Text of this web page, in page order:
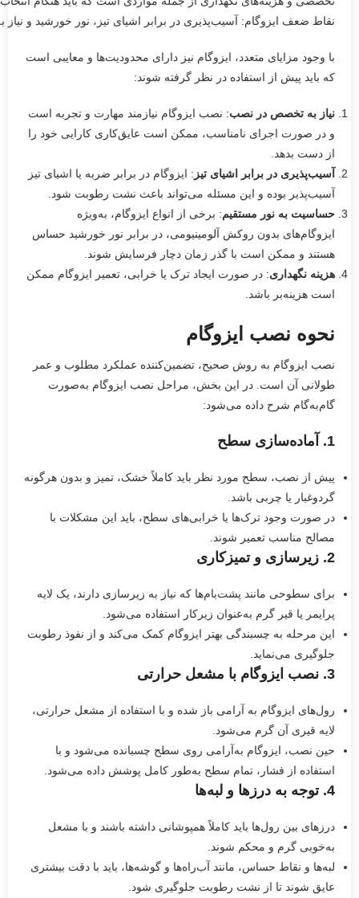
نقاط ضعف ایزوگام: آسیب‌پذیری در برابر اشیای تیز، نور خورشید و
با وجود مزایای متعدد، ایزوگام نیز دارای محدودیت‌ها و معایبی است
که باید پیش از استفاده در نظر گرفته شوند:
نیاز به تخصص در نصب: نصب ایزوگام نیازمند مهارت و تجربه است
و در صورت اجرای نامناسب، ممکن است عایق‌کاری کارایی خود را
از دست بدهد.
آسیب‌پذیری در برابر اشیای تیز : ایزوگام در برابر ضربه یا اشیای تیز
آسیب‌پذیر بوده و این مسئله می‌تواند باعث نشت رطوبت شود.
حساسیت به نور مستقیم: برخی از انواع ایزوگام، به‌ویژه
ایزوگام‌های بدون روکش آلومینیومی، در برابر نور خورشید حساس
هستند و ممکن است با گذر زمان دچار فرسایش شوند.
هزینه نگهداری: در صورت ایجاد ترک یا خرابی، تعمیر ایزوگام ممکن
است هزینه‌بر باشد.
نحوه نصب ایزوگام
نصب ایزوگام به روش صحیح، تضمین‌کننده عملکرد مطلوب و عمر
طولانی آن است. در این بخش، مراحل نصب ایزوگام به‌صورت
گام‌به‌گام شرح داده می‌شود:
1. آماده‌سازی سطح
پیش از نصب، سطح مورد نظر باید کاملاً خشک، تمیز و بدون هرگونه
گردوغبار یا چربی باشد.
در صورت وجود ترک‌ها یا خرابی‌های سطح، باید این مشکلات با
مصالح مناسب تعمیر شوند.
2. زیرسازی و تمیزکاری
برای سطوحی مانند پشت‌بام‌ها که نیاز به زیرسازی دارند، یک لایه
پرایمر یا قیر گرم به‌عنوان زیرکار استفاده می‌شود.
این مرحله به چسبندگی بهتر ایزوگام کمک می‌کند و از نفوذ رطوبت
جلوگیری می‌نماید.
3. نصب ایزوگام با مشعل حرارتی
رول‌های ایزوگام به آرامی باز شده و با استفاده از مشعل حرارتی،
لایه قیری آن گرم می‌شود.
حین نصب، ایزوگام به‌آرامی روی سطح چسبانده می‌شود و با
استفاده از فشار، تمام سطح به‌طور کامل پوشش داده می‌شود.
4. توجه به درزها و لبه‌ها
درزهای بین رول‌ها باید کاملاً همپوشانی داشته باشند و با مشعل
به‌خوبی گرم و محکم شوند.
لبه‌ها و نقاط حساس، مانند آب‌راه‌ها و گوشه‌ها، باید با دقت بیشتری
عایق شوند تا از نشت رطوبت جلوگیری شود.